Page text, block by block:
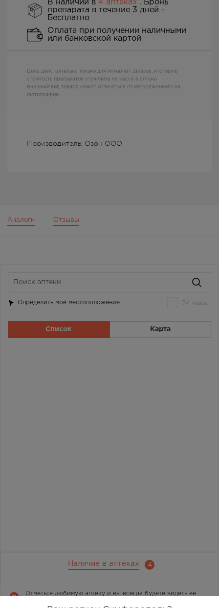
Производитель: Озон ООО
В наличии в 4 аптеках . Бронь
препарата в течение 3 дней -
Бесплатно
Оплата при получении наличными
или банковской картой
Цена действительна только для интернет заказов, итоговую
стоимость препаратов уточняйте на кассе в аптеке
Внешний вид товара может отличаться от изображенного на
фотографии
Аналоги Отзывы
Наличие в аптеках 4
Отметьте любимую аптеку и вы всегда будете видеть её
Определить моё местоположение 24 часа
Список Карта